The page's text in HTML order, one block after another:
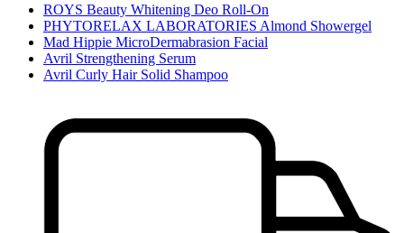
ROYS Beauty Whitening Deo Roll-On
PHYTORELAX LABORATORIES Almond Showergel
Mad Hippie MicroDermabrasion Facial
Avril Strengthening Serum
Avril Curly Hair Solid Shampoo